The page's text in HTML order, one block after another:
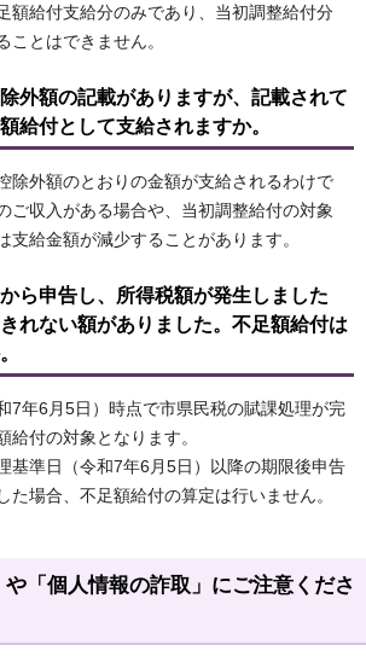
額給付支給分のみであり、当初調整給付分
ことはできません。
外額の記載がありますが、記載されて
給付として支給されますか。
除外額のとおりの金額が支給されるわけで
ご収入がある場合や、当初調整給付の対象
支給金額が減少することがあります。
ら申告し、所得税額が発生しました
れない額がありました。不足額給付は
7年6月5日）時点で市県民税の賦課処理が完
給付の対象となります。
基準日（令和7年6月5日）以降の期限後申告
た場合、不足額給付の算定は行いません。
や「個人情報の詐取」にご注意くださ